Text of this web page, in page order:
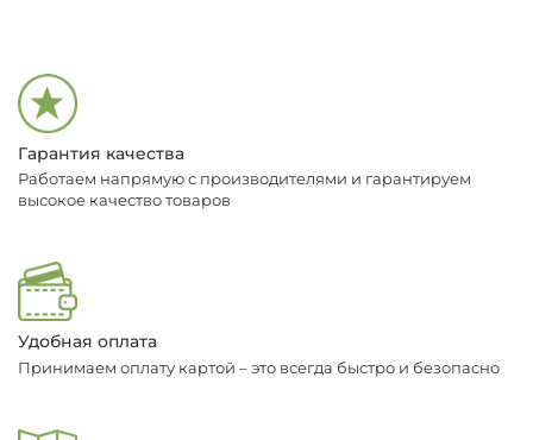
Гарантия качества
Работаем напрямую с производителями и гарантируем
высокое качество товаров
Удобная оплата
Принимаем оплату картой – это всегда быстро и безопасно